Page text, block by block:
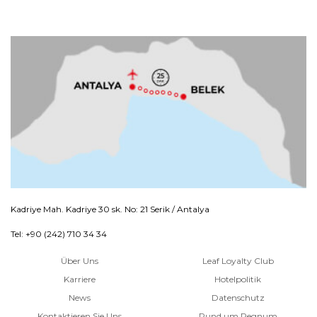
Kadriye Mah. Kadriye 30 sk. No: 21 Serik / Antalya
Tel: +90 (242) 710 34 34
Über Uns
Karriere
News
Leaf Loyalty Club
Hotelpolitik
Datenschutz